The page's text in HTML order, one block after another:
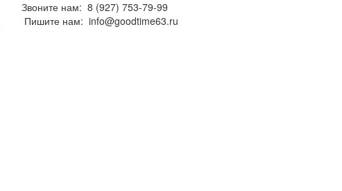
Звоните нам: 8 (927) 753-79-99
Пишите нам: info@goodtime63.ru